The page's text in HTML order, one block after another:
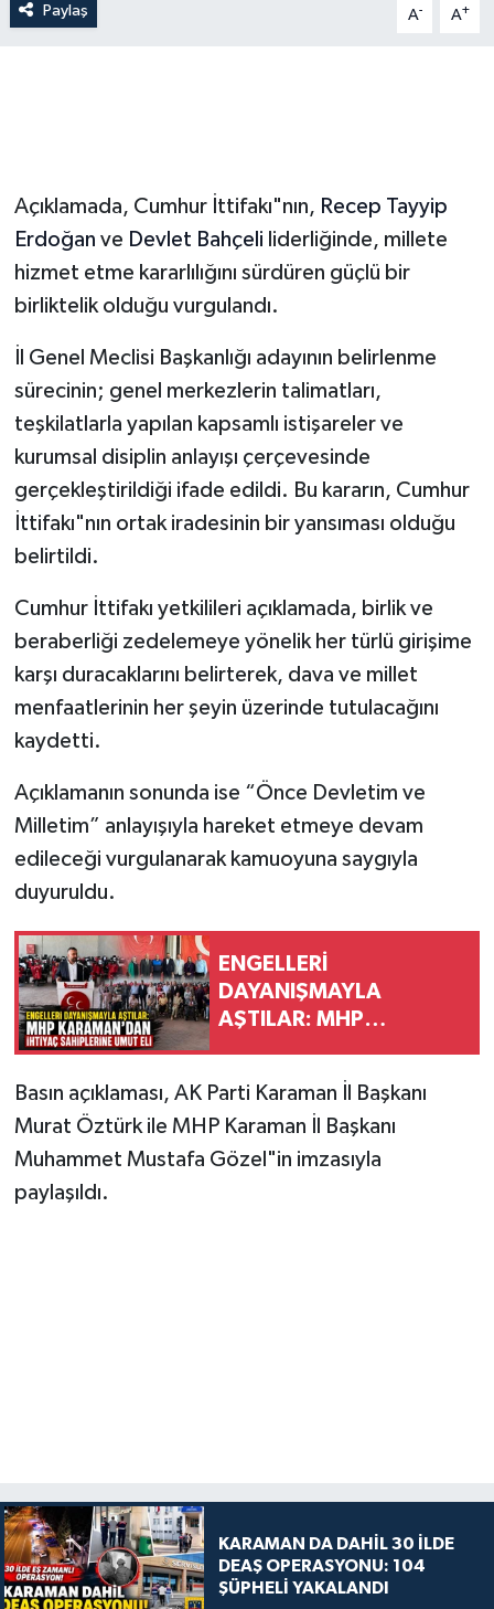
Paylaş A- A+
Açıklamada, Cumhur İttifakı"nın, Recep Tayyip
Erdoğan ve Devlet Bahçeli liderliğinde, millete
hizmet etme kararlılığını sürdüren güçlü bir
birliktelik olduğu vurgulandı.
İl Genel Meclisi Başkanlığı adayının belirlenme
sürecinin; genel merkezlerin talimatları,
teşkilatlarla yapılan kapsamlı istişareler ve
kurumsal disiplin anlayışı çerçevesinde
gerçekleştirildiği ifade edildi. Bu kararın, Cumhur
İttifakı"nın ortak iradesinin bir yansıması olduğu
belirtildi.
Cumhur İttifakı yetkilileri açıklamada, birlik ve
beraberliği zedelemeye yönelik her türlü girişime
karşı duracaklarını belirterek, dava ve millet
menfaatlerinin her şeyin üzerinde tutulacağını
kaydetti.
Açıklamanın sonunda ise “Önce Devletim ve
Milletim” anlayışıyla hareket etmeye devam
edileceği vurgulanarak kamuoyuna saygıyla
duyuruldu.
ENGELLERİ
DAYANIŞMAYLA
AŞTILAR: MHP
SAHİPLERİNE UMUT ELİ
Basın açıklaması, AK Parti Karaman İl Başkanı
Murat Öztürk ile MHP Karaman İl Başkanı
Muhammet Mustafa Gözel"in imzasıyla
paylaşıldı.
KARAMAN DA DAHİL 30 İLDE
DEAŞ OPERASYONU: 104
ŞÜPHELİ YAKALANDI